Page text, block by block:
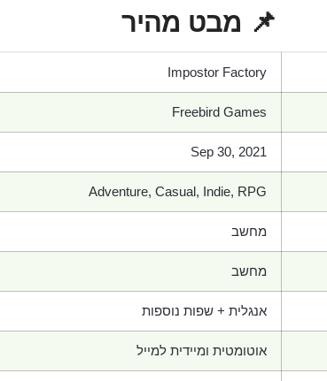
📌 מבט מהיר
Impostor Factory
Freebird Games
Sep 30, 2021
Adventure, Casual, Indie, RPG
מחשב
מחשב
אנגלית + שפות נוספות
אוטומטית ומיידית למייל